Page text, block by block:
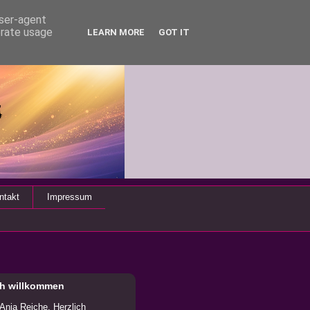
Impressum
willkommen
Reiche. Herzlich
agent
usage
LEARN MORE GOT IT